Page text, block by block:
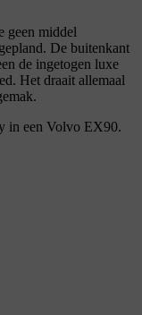
geen middel
De buitenkant
de ingetogen luxe
Het draait allemaal